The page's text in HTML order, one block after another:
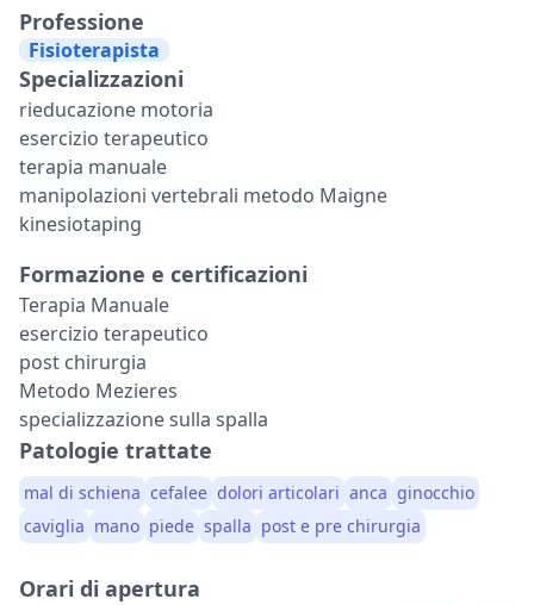
Professione
Fisioterapista
Specializzazioni
rieducazione motoria
esercizio terapeutico
terapia manuale
manipolazioni vertebrali metodo Maigne
kinesiotaping
Formazione e certificazioni
Terapia Manuale
esercizio terapeutico
post chirurgia
Metodo Mezieres
specializzazione sulla spalla
Patologie trattate
mal di schiena cefalee dolori articolari anca ginocchio
caviglia mano piede spalla post e pre chirurgia
Orari di apertura